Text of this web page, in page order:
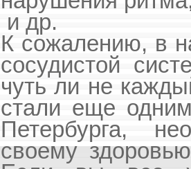
и др.
К сожалению, в
сосудистой
чуть ли не
стали еще
Петербурга,
своему